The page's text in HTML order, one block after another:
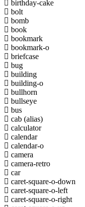
birthday-cake
bolt
bomb
book
bookmark
bookmark-o
briefcase
bug
building
building-o
bullhorn
bullseye
bus
cab (alias)
calculator
calendar
calendar-o
camera
camera-retro
car
caret-square-o-down
caret-square-o-left
caret-square-o-right